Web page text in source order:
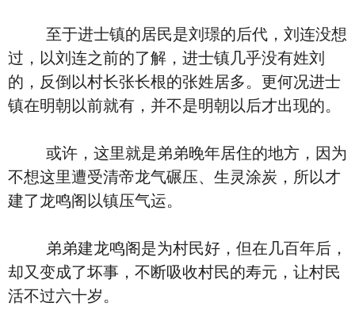
至于进士镇的居民是刘璟的后代，刘连没想
过，以刘连之前的了解，进士镇几乎没有姓刘
的，反倒以村长张长根的张姓居多。更何况进士
镇在明朝以前就有，并不是明朝以后才出现的。
或许，这里就是弟弟晚年居住的地方，因为
不想这里遭受清帝龙气碾压、生灵涂炭，所以才
建了龙鸣阁以镇压气运。
弟弟建龙鸣阁是为村民好，但在几百年后，
却又变成了坏事，不断吸收村民的寿元，让村民
活不过六十岁。